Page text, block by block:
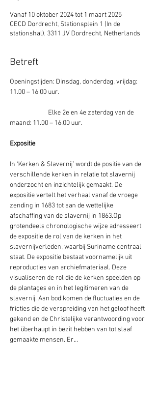
Vanaf 10 oktober 2024 tot 1 maart 2025
CECD Dordrecht, Stationsplein 1 (In de
stationshal), 3311 JV Dordrecht, Netherlands
Betreft
Openingstijden: Dinsdag, donderdag, vrijdag:
11.00 – 16.00 uur.
Elke 2e en 4e zaterdag van de
maand: 11.00 – 16.00 uur.
Expositie
In ‘Kerken & Slavernij’ wordt de positie van de
verschillende kerken in relatie tot slavernij
onderzocht en inzichtelijk gemaakt. De
expositie vertelt het verhaal vanaf de vroege
zending in 1683 tot aan de wettelijke
afschaffing van de slavernij in 1863.Op
grotendeels chronologische wijze adresseert
de expositie de rol van de kerken in het
slavernijverleden, waarbij Suriname centraal
staat. De expositie bestaat voornamelijk uit
reproducties van archiefmateriaal. Deze
visualiseren de rol die de kerken speelden op
de plantages en in het legitimeren van de
slavernij. Aan bod komen de fluctuaties en de
fricties die de verspreiding van het geloof heeft
gekend en de Christelijke verantwoording voor
het überhaupt in bezit hebben van tot slaaf
gemaakte mensen. Er…